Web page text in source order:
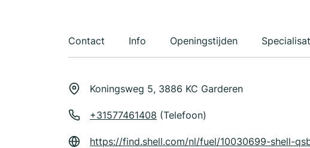
Contact Info Openingstijden
Koningsweg 5, 3886 KC Garderen
+31577461408 (Telefoon)
https://find.shell.com/nl/fuel/10030699-shell-